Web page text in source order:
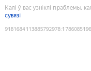
Калі ў вас узніклі праблемы,
сувязі
9181684113885792978:1786085196